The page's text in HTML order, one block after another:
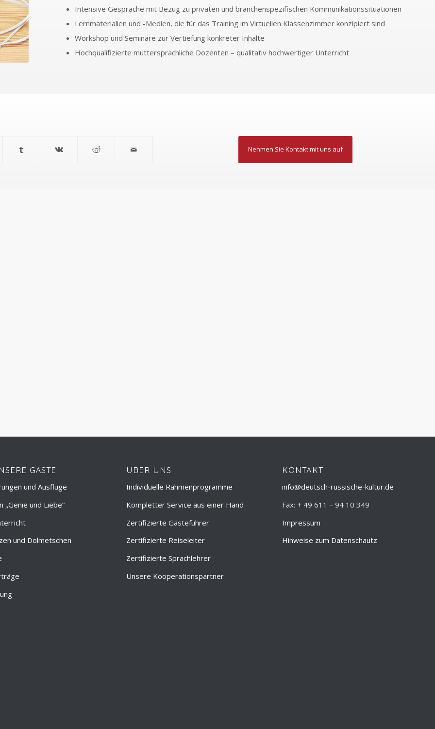
Intensive Gespräche mit Bezug zu privaten und branchenspezifischen Kommunikationssituationen
Lernmaterialien und -Medien, die für das Training im Virtuellen Klassenzimmer konzipiert sind
Workshop und Seminare zur Vertiefung konkreter Inhalte
Hochqualifizierte muttersprachliche Dozenten – qualitativ hochwertiger Unterricht
Nehmen Sie Kontakt mit uns auf
GÄSTE
und Ausflüge
„Genie und Liebe“
und Dolmetschen
ÜBER UNS
Individuelle Rahmenprogramme
Kompletter Service aus einer Hand
Zertifizierte Gästeführer
Zertifizierte Reiseleiter
Zertifizierte Sprachlehrer
Unsere Kooperationspartner
KONTAKT
info@deutsch-russische-kultur.de
Fax: + 49 611 – 94 10 349
Impressum
Hinweise zum Datenschautz